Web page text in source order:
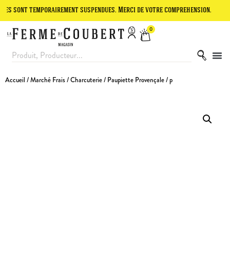
suspendues. Merci de votre compréhension. Le site
0
Accueil /Marché Frais/Charcuterie/ Paupiette Provençale / p